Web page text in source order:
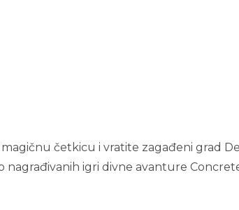
četkicu i vratite zagađeni grad
nagrađivanih igri divne avanture